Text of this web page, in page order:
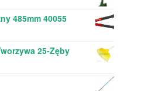
485mm 40055
25-Zęby